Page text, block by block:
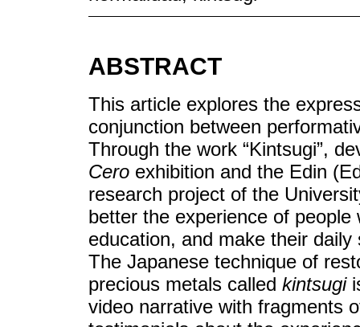
ABSTRACT
This article explores the
conjunction between
Through the work “Kintsugi”,
Cero exhibition and the Edin
research project of the
better the experience of
education, and make their
The Japanese technique of
precious metals called kintsugi
video narrative with fragments